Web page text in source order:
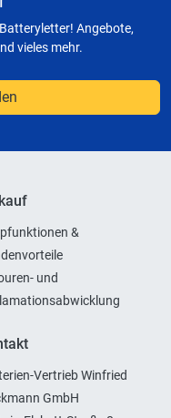
Angebote,
vieles mehr.
&
und
Vertrieb Winfried
GmbH